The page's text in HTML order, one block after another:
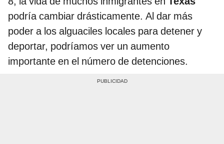
podría cambiar drásticamente. Al dar más
poder a los alguaciles locales para detener y
deportar, podríamos ver un aumento
importante en el número de detenciones.